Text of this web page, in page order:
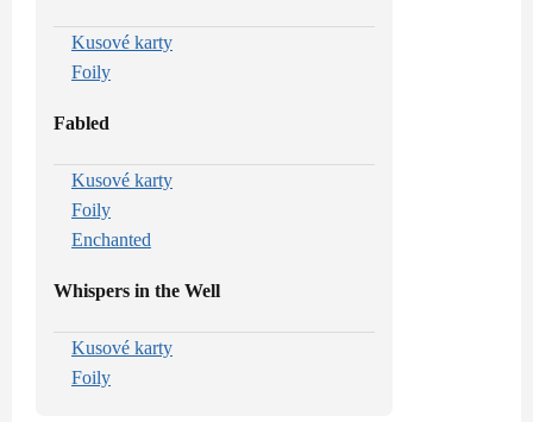
Kusové karty
Foily
Fabled
Kusové karty
Foily
Enchanted
Whispers in the Well
Kusové karty
Foily